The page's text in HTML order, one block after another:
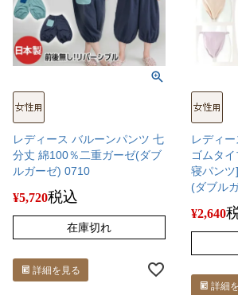
レディース バルーンパンツ 七
分丈 綿100％二重ガーゼ(ダブ
ルガーゼ) 0710
¥5,720税込
在庫切れ
詳細を見る
レディ
ゴムタ
寝パン
(ダブル
¥2,640
詳細